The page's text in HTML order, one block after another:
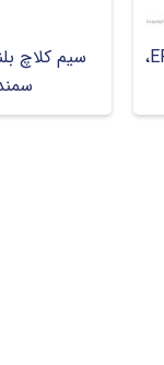
کابل کلاچ اتوماتیک سمند EF7،
سیم کلاچ